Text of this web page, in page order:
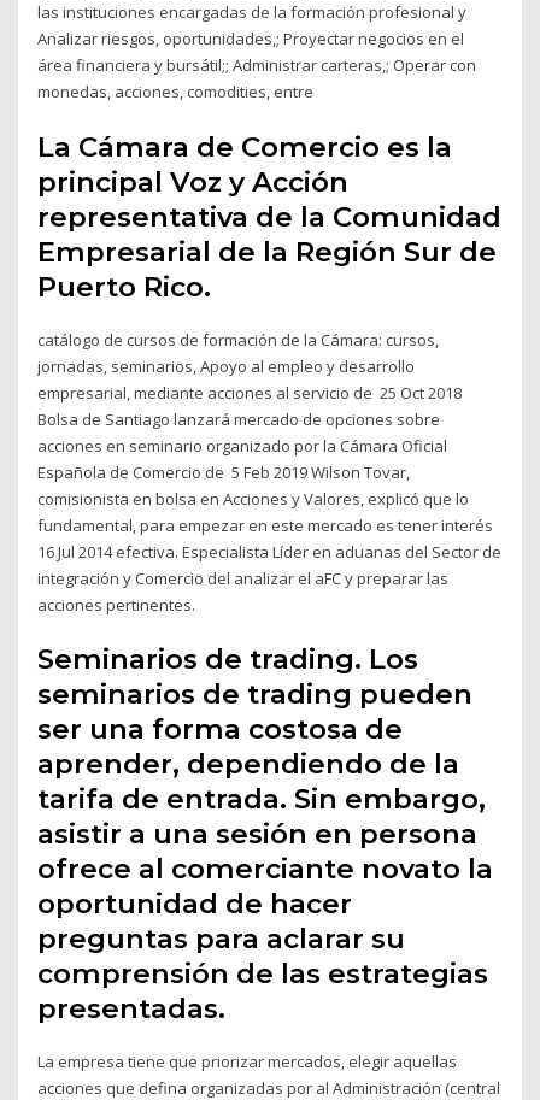
las instituciones encargadas de la formación profesional y
Analizar riesgos, oportunidades,; Proyectar negocios en el
área financiera y bursátil;; Administrar carteras,; Operar con
monedas, acciones, comodities, entre
La Cámara de Comercio es la
principal Voz y Acción
representativa de la Comunidad
Empresarial de la Región Sur de
Puerto Rico.
catálogo de cursos de formación de la Cámara: cursos,
jornadas, seminarios, Apoyo al empleo y desarrollo
empresarial, mediante acciones al servicio de 25 Oct 2018
Bolsa de Santiago lanzará mercado de opciones sobre
acciones en seminario organizado por la Cámara Oficial
Española de Comercio de 5 Feb 2019 Wilson Tovar,
comisionista en bolsa en Acciones y Valores, explicó que lo
fundamental, para empezar en este mercado es tener interés
16 Jul 2014 efectiva. Especialista Líder en aduanas del Sector de
integración y Comercio del analizar el aFC y preparar las
acciones pertinentes.
Seminarios de trading. Los
seminarios de trading pueden
ser una forma costosa de
aprender, dependiendo de la
tarifa de entrada. Sin embargo,
asistir a una sesión en persona
ofrece al comerciante novato la
oportunidad de hacer
preguntas para aclarar su
comprensión de las estrategias
presentadas.
La empresa tiene que priorizar mercados, elegir aquellas
acciones que defina organizadas por al Administración (central